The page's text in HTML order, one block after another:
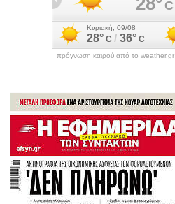
πρόγνωση καιρού από το weather.gr